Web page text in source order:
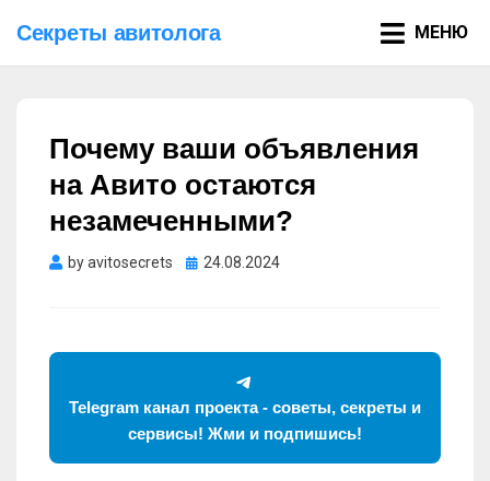
Секреты авитолога МЕНЮ
Почему ваши объявления
на Авито остаются
незамеченными?
byavitosecrets Опубликовано
24.08.2024
Telegram канал проекта - советы, секреты и
сервисы! Жми и подпишись!